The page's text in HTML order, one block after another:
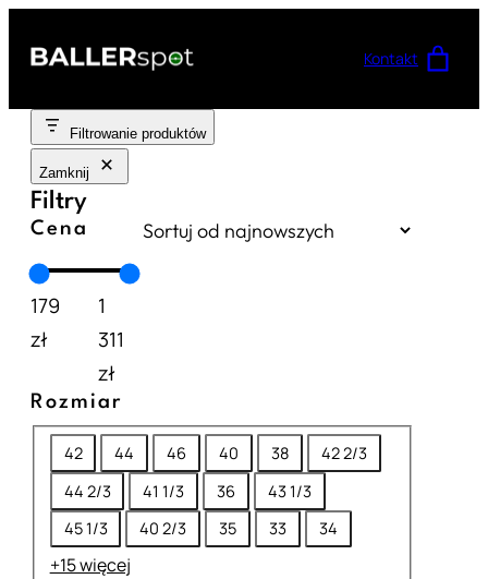
Kontakt
Filtrowanie produktów
Zamknij
Filtry
Cena
179
zł
1
311
zł
Rozmiar
o
z
m
42 44 46 40 38
42 2/3
44 2/3
41 1/3 36
43 1/3
45 1/3
40 2/3 35 33 34
+15 więcej